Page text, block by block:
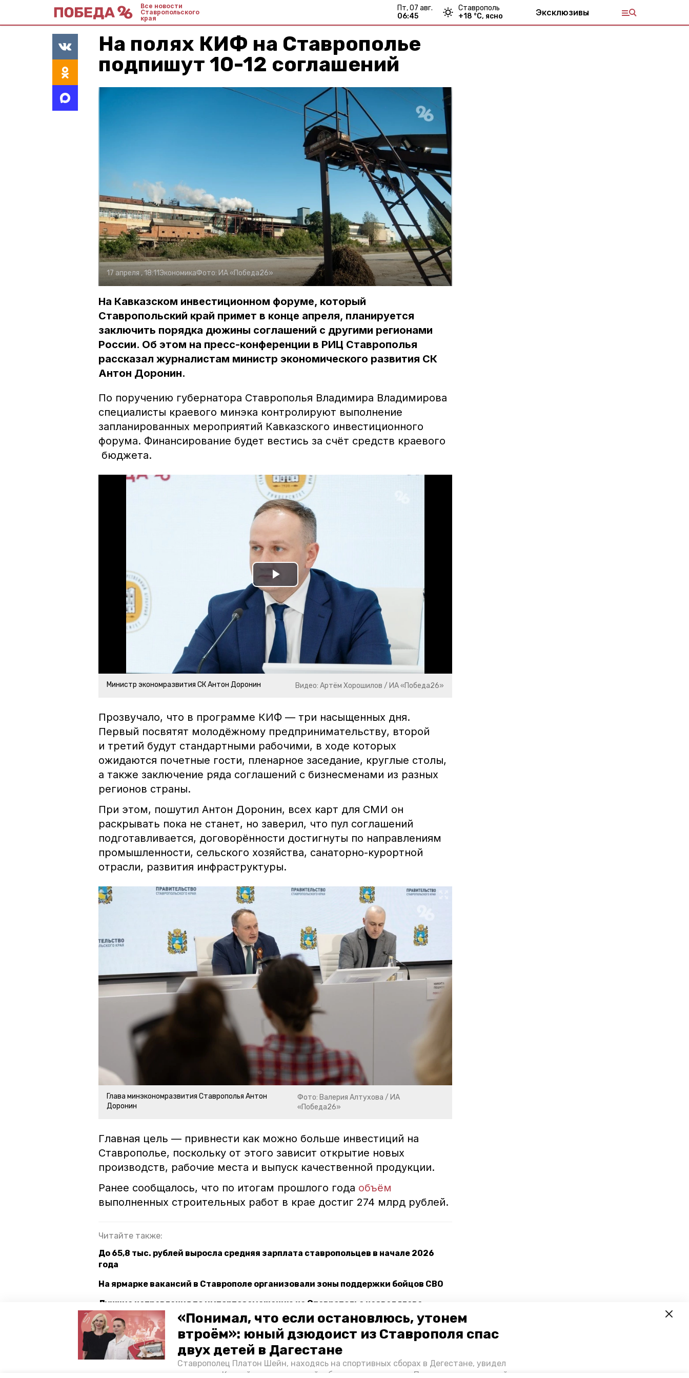
«Понимал, что если остановлюсь, утонем
втроём»: юный дзюдоист из Ставрополя спас
двух детей в Дагестане
Ставрополец Платон Шейн, находясь на спортивных сборах в Дегестане, увидел
тонущих в Каспийском море детей и бросился на помощь. По возвращении домой,
Все новости
Ставропольского
края
пт, 07 авг.
06:45
Ставрополь
+18 °С, ясно Эксклюзивы
На полях КИФ на Ставрополье
подпишут 10-12 соглашений
17 апреля , 18:11ЭкономикаФото: ИА «Победа26»
На Кавказском инвестиционном форуме, который
Ставропольский край примет в конце апреля, планируется
заключить порядка дюжины соглашений с другими регионами
России. Об этом на пресс-конференции в РИЦ Ставрополья
рассказал журналистам министр экономического развития СК
Антон Доронин.
По поручению губернатора Ставрополья Владимира Владимирова
специалисты краевого минэка контролируют выполнение
запланированных мероприятий Кавказского инвестиционного
форума. Финансирование будет вестись за счёт средств краевого
бюджета.
Play
Video
Министр экономразвития СК Антон Доронин Видео: Артём Хорошилов / ИА «Победа26»
Прозвучало, что в программе КИФ — три насыщенных дня.
Первый посвятят молодёжному предпринимательству, второй
и третий будут стандартными рабочими, в ходе которых
ожидаются почетные гости, пленарное заседание, круглые столы,
а также заключение ряда соглашений с бизнесменами из разных
регионов страны.
При этом, пошутил Антон Доронин, всех карт для СМИ он
раскрывать пока не станет, но заверил, что пул соглашений
подготавливается, договорённости достигнуты по направлениям
промышленности, сельского хозяйства, санаторно-курортной
отрасли, развития инфраструктуры.
Глава минэкономразвития Ставрополья Антон
Доронин
Фото: Валерия Алтухова / ИА
«Победа26»
Главная цель — привнести как можно больше инвестиций на
Ставрополье, поскольку от этого зависит открытие новых
производств, рабочие места и выпуск качественной продукции.
Ранее сообщалось, что по итогам прошлого года объём
выполненных строительных работ в крае достиг 274 млрд рублей.
Читайте также:
До 65,8 тыс. рублей выросла средняя зарплата ставропольцев в начале 2026
года
На ярмарке вакансий в Ставрополе организовали зоны поддержки бойцов СВО
Лучшие направления по импортозамещению на Ставрополье назвал глава
минэка края
ставропольский край инвестфорум